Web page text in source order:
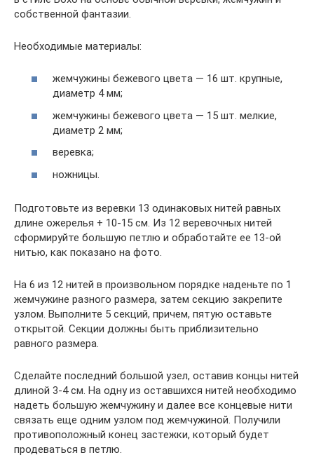
собственной фантазии.
Необходимые материалы:
жемчужины бежевого цвета — 16 шт. крупные,
диаметр 4 мм;
жемчужины бежевого цвета — 15 шт. мелкие,
диаметр 2 мм;
веревка;
ножницы.
Подготовьте из веревки 13 одинаковых нитей равных
длине ожерелья + 10-15 см. Из 12 веревочных нитей
сформируйте большую петлю и обработайте ее 13-ой
нитью, как показано на фото.
На 6 из 12 нитей в произвольном порядке наденьте по 1
жемчужине разного размера, затем секцию закрепите
узлом. Выполните 5 секций, причем, пятую оставьте
открытой. Секции должны быть приблизительно
равного размера.
Сделайте последний большой узел, оставив концы нитей
длиной 3-4 см. На одну из оставшихся нитей необходимо
надеть большую жемчужину и далее все концевые нити
связать еще одним узлом под жемчужиной. Получили
противоположный конец застежки, который будет
продеваться в петлю.